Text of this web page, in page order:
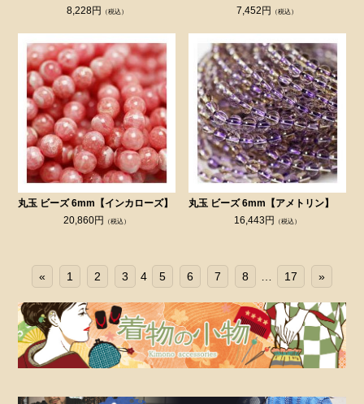
8,228円
（税込）
7,452円
（税込）
丸玉 ビーズ 6mm【インカローズ】
20,860円
（税込）
丸玉 ビーズ 6mm【アメトリン】
16,443円
（税込）
« 1 2 3 4 5 6 7 8 … 17 »